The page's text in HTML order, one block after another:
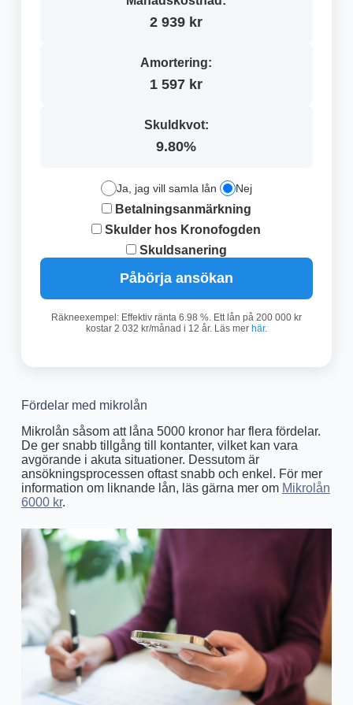
2 939 kr
Amortering:
1 597 kr
Skuldkvot:
9.80%
Ja, jag vill samla lån Nej
Betalningsanmärkning
Skulder hos Kronofogden
Skuldsanering
Påbörja ansökan
Räkneexempel: Effektiv ränta 6.98 %. Ett lån på 200 000 kr
kostar 2 032 kr/månad i 12 år. Läs mer här.
Fördelar med mikrolån
Mikrolån såsom att låna 5000 kronor har flera fördelar.
De ger snabb tillgång till kontanter, vilket kan vara
avgörande i akuta situationer. Dessutom är
ansökningsprocessen oftast snabb och enkel. För mer
information om liknande lån, läs gärna mer om Mikrolån
6000 kr.